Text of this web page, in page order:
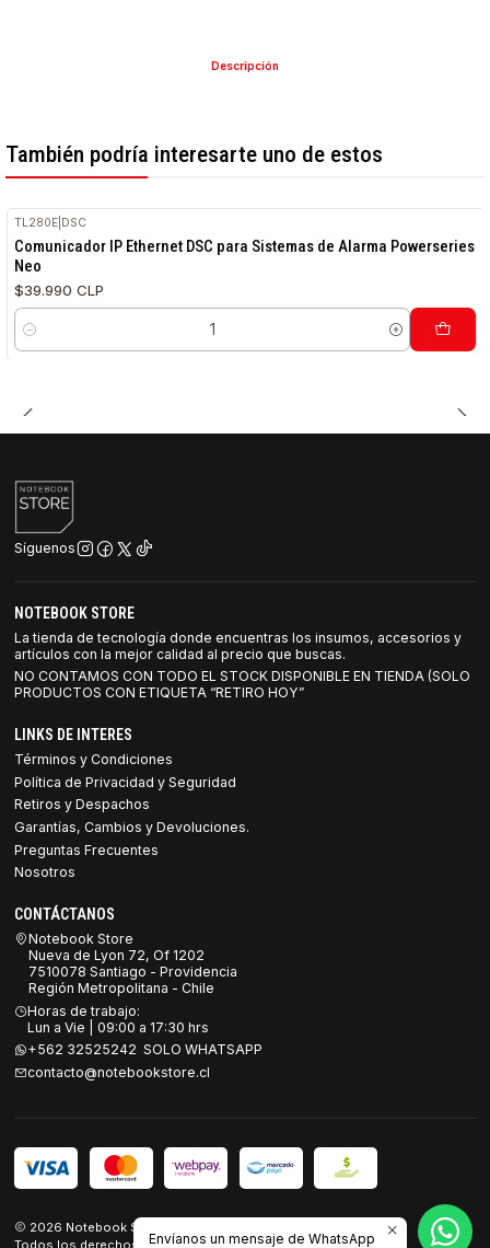
Descripción
También podría interesarte uno de estos
TL280E DSC
Comunicador IP Ethernet DSC para Sistemas de Alarma Powerseries
Neo
$39.990 CLP
Cantidad
Síguenos
NOTEBOOK STORE
La tienda de tecnología donde encuentras los insumos, accesorios y
artículos con la mejor calidad al precio que buscas.
NO CONTAMOS CON TODO EL STOCK DISPONIBLE EN TIENDA (SOLO
PRODUCTOS CON ETIQUETA “RETIRO HOY”
LINKS DE INTERES
Términos y Condiciones
Política de Privacidad y Seguridad
Retiros y Despachos
Garantías, Cambios y Devoluciones.
Preguntas Frecuentes
Nosotros
CONTÁCTANOS
Notebook Store
Nueva de Lyon 72, Of 1202
7510078 Santiago - Providencia
Región Metropolitana - Chile
Horas de trabajo:
Lun a Vie | 09:00 a 17:30 hrs
+562 32525242 SOLO WHATSAPP
contacto@notebookstore.cl
2026 Notebook Store.
Todos los derechos reservados.Desarrollado por Jumpseller
Envíanos un mensaje de WhatsApp